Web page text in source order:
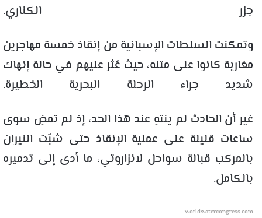
جزر الكناري.
وتمكنت السلطات الإسبانية من إنقاذ خمسة مهاجرين
مغاربة كانوا على متنه، حيث عُثر عليهم في حالة إنهاك
شديد جراء الرحلة البحرية الخطيرة.
غير أن الحادث لم ينتهِ عند هذا الحد، إذ لم تمضِ سوى
ساعات قليلة على عملية الإنقاذ حتى شبّت النيران
بالمركب قبالة سواحل لانزاروتي، ما أدى إلى تدميره
بالكامل.
worldwatercongress.com